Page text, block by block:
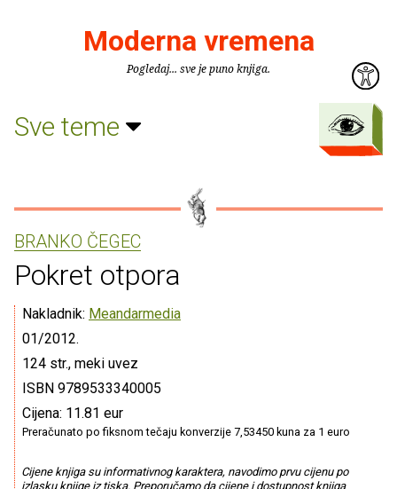
Moderna vremena
Pogledaj... sve je puno knjiga.
Sve teme
BRANKO ČEGEC
Pokret otpora
Nakladnik: Meandarmedia
01/2012.
124 str., meki uvez
ISBN 9789533340005
Cijena: 11.81 eur
Preračunato po fiksnom tečaju konverzije 7,53450 kuna za 1 euro
Cijene knjiga su informativnog karaktera, navodimo prvu cijenu po
izlasku knjige iz tiska. Preporučamo da cijene i dostupnost knjiga